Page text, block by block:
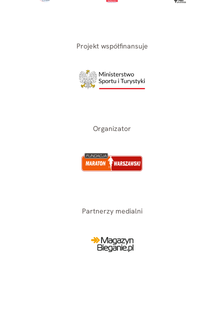
Projekt współfinansuje
Organizator
Partnerzy medialni